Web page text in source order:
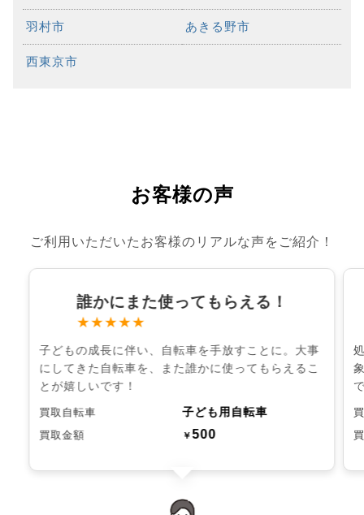
羽村市 あきる野市
西東京市
お客様の声
ご利用いただいたお客様のリアルな声をご紹介！
誰かにまた使ってもらえる！
★★★★★
子どもの成長に伴い、自転車を手放すことに。大事
にしてきた自転車を、また誰かに使ってもらえるこ
とが嬉しいです！
買取自転車 子ども用自転車
買取金額 ￥500